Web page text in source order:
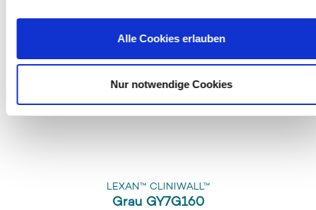
Alle Cookies erlauben
Nur notwendige Cookies
LEXAN™ CLINIWALL™
Grau GY7G160